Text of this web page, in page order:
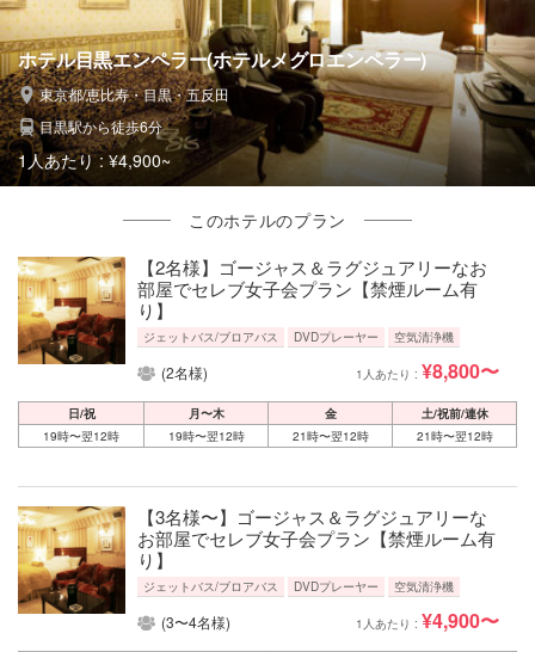
ホテル目黒エンペラー(ホテルメグロエンペラー)
東京都/恵比寿・目黒・五反田
目黒駅から徒歩6分
1人あたり : ¥4,900~
このホテルのプラン
【2名様】ゴージャス＆ラグジュアリーなお
部屋でセレブ女子会プラン【禁煙ルーム有
り】
ジェットバス/ブロアバス DVDプレーヤー 空気清浄機
(2名様) 1人あたり : ¥8,800〜
日/祝 月〜木 金
土/祝前/連休
19時〜翌12時
19時〜翌12時 21時〜翌12時 21時〜翌12時
【3名様〜】ゴージャス＆ラグジュアリーな
お部屋でセレブ女子会プラン【禁煙ルーム有
り】
ジェットバス/ブロアバス DVDプレーヤー 空気清浄機
(3〜4名様) 1人あたり : ¥4,900〜